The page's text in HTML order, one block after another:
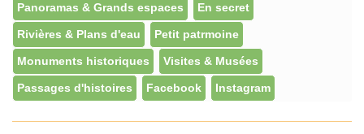
Panoramas & Grands espaces En secret
Rivières & Plans d'eau Petit patrmoine
Monuments historiques Visites & Musées
Passages d'histoires Facebook Instagram